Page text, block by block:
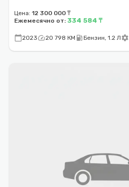
Цена: 12 300 000 ₸
Ежемесячно от: 334 584 ₸
calendar_today2023speed20 798 КМ local_gas_stationБензин, 1.2 Лsettings